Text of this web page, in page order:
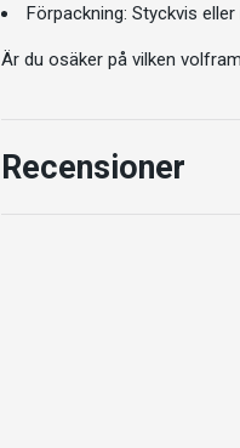
Förpackning: Styckvis
Är du osäker på vilken
Recensioner